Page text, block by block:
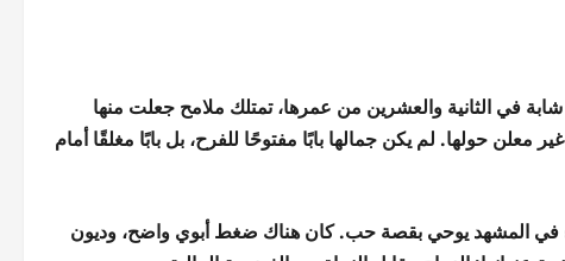
في الثانية والعشرين من عمرها، تمتلك ملامح جعلت منها
حولها. لم يكن جمالها بابًا مفتوحًا للفرح، بل بابًا مغلقًا أمام
في المشهد يوحي بقصة حب. كان هناك ضغط أبوي واضح، وديون